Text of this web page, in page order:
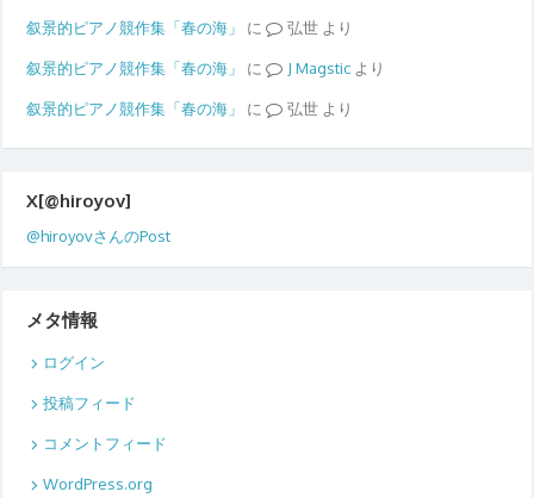
叙景的ピアノ競作集「春の海」 に 弘世より
叙景的ピアノ競作集「春の海」 に Magsticより
叙景的ピアノ競作集「春の海」 に 弘世より
X[@hiroyov]
@hiroyovさんのPost
メタ情報
ログイン
投稿フィード
コメントフィード
WordPress.org